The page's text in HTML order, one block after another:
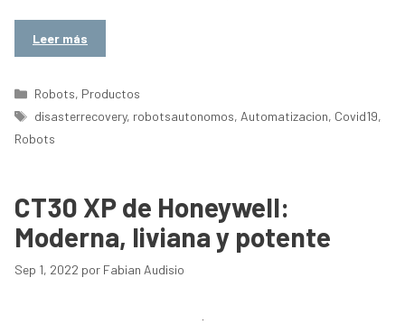
Leer más
Categorías
Robots, Productos
Etiquetas
disasterrecovery, robotsautonomos, Automatizacion, Covid19,
Robots
CT30 XP de Honeywell:
Moderna, liviana y potente
Sep 1, 2022 por Fabian Audisio